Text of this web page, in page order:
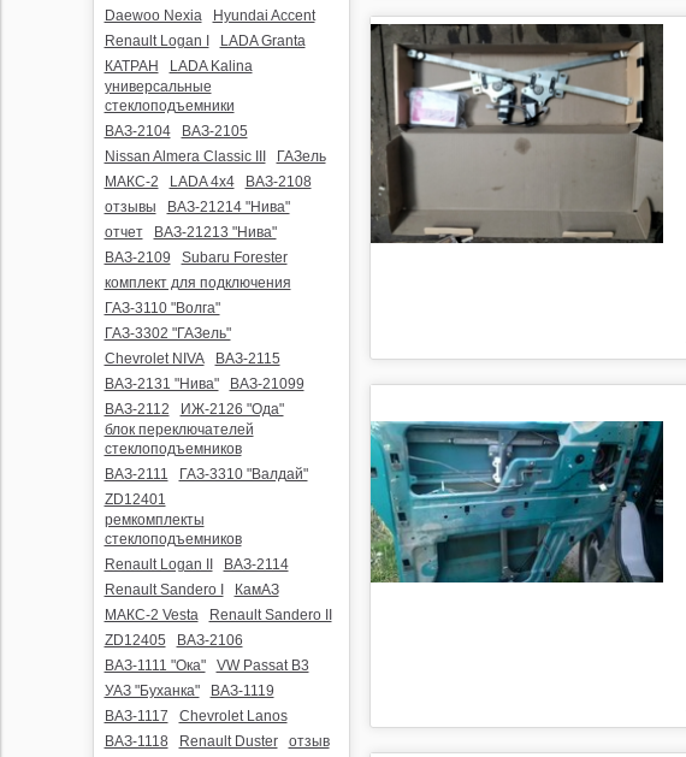
Daewoo Nexia
Hyundai Accent
Renault Logan I
LADA Granta
КАТРАН
LADA Kalina
универсальные
стеклоподъемники
ВАЗ-2104
ВАЗ-2105
Nissan Almera Classic III
ГАЗель
МАКС-2
LADA 4x4
ВАЗ-2108
отзывы
ВАЗ-21214 "Нива"
отчет
ВАЗ-21213 "Нива"
ВАЗ-2109
Subaru Forester
комплект для подключения
ГАЗ-3110 "Волга"
ГАЗ-3302 "ГАЗель"
Chevrolet NIVA
ВАЗ-2115
ВАЗ-2131 "Нива"
ВАЗ-21099
ВАЗ-2112
ИЖ-2126 "Ода"
блок переключателей
стеклоподъемников
ВАЗ-2111
ГАЗ-3310 "Валдай"
ZD12401
ремкомплекты
стеклоподъемников
Renault Logan II
ВАЗ-2114
Renault Sandero I
КамАЗ
МАКС-2 Vesta
Renault Sandero II
ZD12405
ВАЗ-2106
ВАЗ-1111 "Ока"
VW Passat B3
УАЗ "Буханка"
ВАЗ-1119
ВАЗ-1117
Chevrolet Lanos
ВАЗ-1118
Renault Duster
отзыв